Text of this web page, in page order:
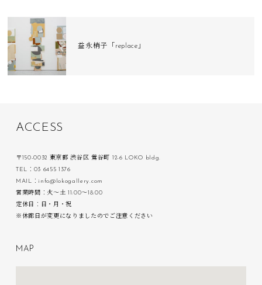
益永梢子「replace」
ACC ESS
〒150-0032 東京都 渋谷区 鶯谷町 12-6 LOKO bldg.
TEL：03 6455 1376
MAIL：info@lokogallery.com
営業時間：火〜土 11:00〜18:00
定休日：日・月・祝
※休廊日が変更になりましたのでご注意ください
M A P